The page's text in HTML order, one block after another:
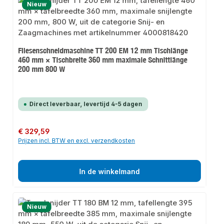
Nieuw
Fliesenschneidmaschine TT 200 EM 12 mm Tischlänge
460 mm × Tischbreite 360 mm maximale Schnittlänge
200 mm 800 W
Direct leverbaar, levertijd 4-5 dagen
Normale prijs:
€ 329,59
Prijzen incl. BTW en excl. verzendkosten
In de winkelmand
Nieuw